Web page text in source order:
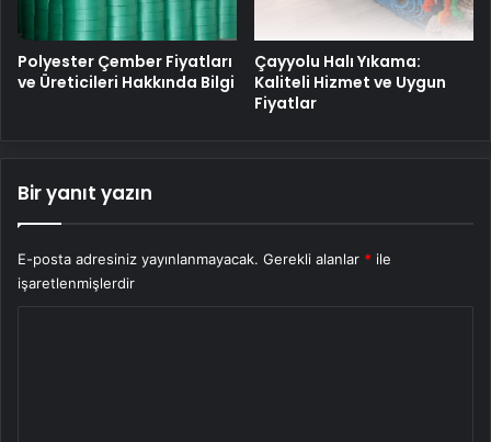
Polyester Çember Fiyatları
ve Üreticileri Hakkında Bilgi
Çayyolu Halı Yıkama:
Kaliteli Hizmet ve Uygun
Fiyatlar
Bir yanıt yazın
E-posta adresiniz yayınlanmayacak. Gerekli alanlar * ile
işaretlenmişlerdir